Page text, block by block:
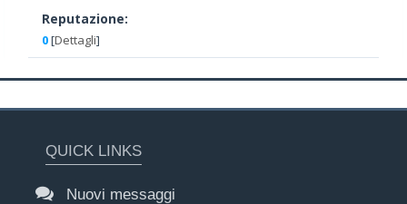
Reputazione:
0[Dettagli]
QUICK LINKS
Nuovi messaggi